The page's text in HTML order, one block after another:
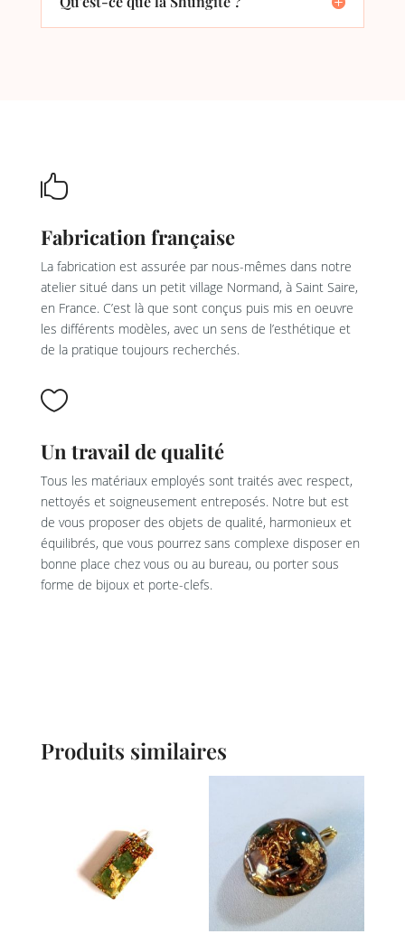

Fabrication française
La fabrication est assurée par nous-mêmes dans notre
atelier situé dans un petit village Normand, à Saint Saire,
en France. C’est là que sont conçus puis mis en oeuvre
les différents modèles, avec un sens de l’esthétique et
de la pratique toujours recherchés.

Un travail de qualité
Tous les matériaux employés sont traités avec respect,
nettoyés et soigneusement entreposés. Notre but est
de vous proposer des objets de qualité, harmonieux et
équilibrés, que vous pourrez sans complexe disposer en
bonne place chez vous ou au bureau, ou porter sous
forme de bijoux et porte-clefs.
Produits similaires